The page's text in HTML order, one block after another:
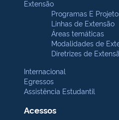
Extensão
Programas E
Linhas de Extensão
Áreas temáticas
Modalidades de
Diretrizes de
Internacional
Egressos
Assistência Estudantil
Acessos